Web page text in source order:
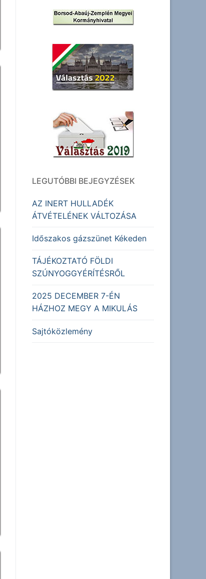
LEGUTÓBBI BEJEGYZÉSEK
AZ INERT HULLADÉK
ÁTVÉTELÉNEK VÁLTOZÁSA
Időszakos gázszünet Kékeden
TÁJÉKOZTATÓ FÖLDI
SZÚNYOGGYÉRÍTÉSRŐL
2025 DECEMBER 7-ÉN
HÁZHOZ MEGY A MIKULÁS
Sajtóközlemény